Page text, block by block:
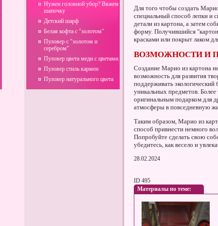
Для того чтобы создать
специальный способ лепки и
детали из картона, а затем
форму. Получившийся
красками или покрыт лаком
ВОЗМОЖНОСТИ И
Создание Марио из картона
возможность для развития
поддерживать экологический
уникальных предметов.
оригинальным подарком для
атмосферы в повседневную
Таким образом, Марио из
способ привнести немного
Попробуйте сделать свою
убедитесь, как весело и
28.02.2024
ID 495
Материалы по теме:
Нужен головной убор? Вяжем
шапочку
Детский шарф
Белая кофта с "золотом"
Пуловер с "золотом и
серебром"
Пуловер цвета меди с цветами
Пуловер стиль кармен
Пуловер натурального цвета